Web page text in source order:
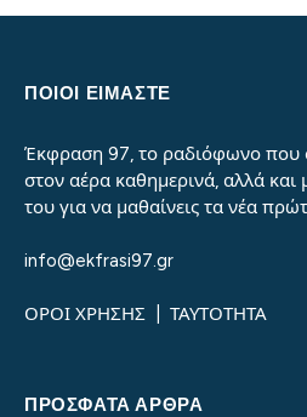
ΠΟΙΟΙ ΕΙΜΑΣΤΕ
Έκφραση 97, το ραδιόφωνο που
στον αέρα καθημερινά, αλλά και
του για να μαθαίνεις τα νέα
info@ekfrasi97.gr
ΟΡΟΙ ΧΡΗΣΗΣ ΤΑΥΤΟΤΗΤΑ
ΠΡΌΣΦΑΤΑ ΆΡΘΡΑ